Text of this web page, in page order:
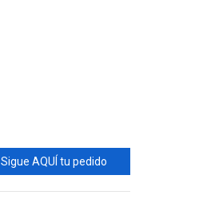
Sigue AQUÍ tu pedido